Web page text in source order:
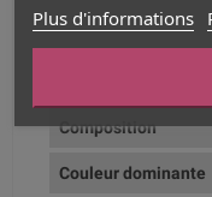
Composition
Couleur dominante
Plus d'informations